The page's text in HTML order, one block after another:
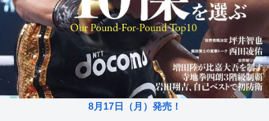
8月17日（月）発売！